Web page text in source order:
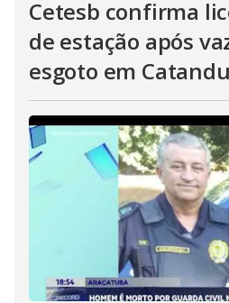
Cetesb confirma
de estação após
esgoto em